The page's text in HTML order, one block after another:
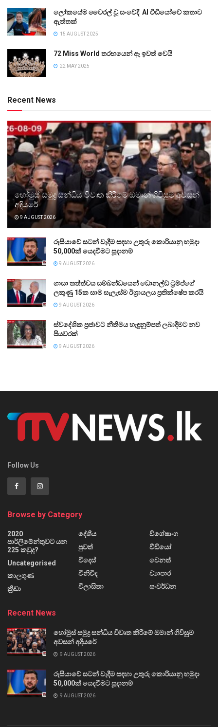
ලෝකයේම වෛරල් වූ සංවේදී AI වීඩියෝවේ කතාව
ඇත්තක්
15 AUGUST 2025
72 Miss World තරඟයෙන් ඈ ඉවත් වෙයි
22 MAY 2025
Recent News
හෝමුස් සමුද්‍ර සන්ධිය විවෘත කිරීමේ ඔමාන් ගිවිසුම අවසන්
අදියරේ
9 AUGUST 2026
රුසියාවේ සටන් වැදීම සඳහා උතුරු කොරියානු හමුදා
50,000ක් යෙදවීමට සූදානම්
9 AUGUST 2026
ගාසා තත්ත්වය සම්බන්ධයෙන් ඩොනල්ඩ් ට්‍රම්ප්ගේ
ලකුණු 15ක සාම සැලැස්ම ඊශ්‍රායලය ප්‍රතික්ෂේප කරයි
9 AUGUST 2026
ස්වදේශික ප්‍රජාවට නීතිමය හැඳුනුම්පත් ලබාදීමට නව
පියවරක්
9 AUGUST 2026
Follow Us
Browse by Category
2020
පාර්ලිමේන්තුවට යන
225 කවුද?
Uncategorised
කාලගුණ
ක්‍රීඩා
දේශීය
පුවත්
විදෙස්
විනිවිද
විලාසිතා
විශේෂාංග
වීඩියෝ
වෙනත්
ව්‍යාපාර
සංවර්ධන
Recent News
හෝමුස් සමුද්‍ර සන්ධිය විවෘත කිරීමේ ඔමාන් ගිවිසුම
අවසන් අදියරේ
9 AUGUST 2026
රුසියාවේ සටන් වැදීම සඳහා උතුරු කොරියානු හමුදා
50,000ක් යෙදවීමට සූදානම්
9 AUGUST 2026